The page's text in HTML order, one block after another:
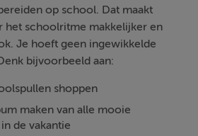
op school. Dat maakt
het schoolritme makkelijker en
Je hoeft geen ingewikkelde
bijvoorbeeld aan:
shoppen
maken van alle mooie
de vakantie